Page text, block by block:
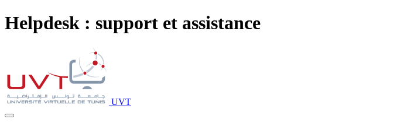
Helpdesk : support et assistance
UVT